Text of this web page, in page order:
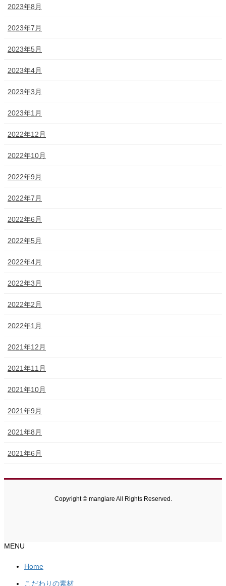
2023年8月
2023年7月
2023年5月
2023年4月
2023年3月
2023年1月
2022年12月
2022年10月
2022年9月
2022年7月
2022年6月
2022年5月
2022年4月
2022年3月
2022年2月
2022年1月
2021年12月
2021年11月
2021年10月
2021年9月
2021年8月
2021年6月
Copyright © mangiare All Rights Reserved.
MENU
Home
こだわりの素材